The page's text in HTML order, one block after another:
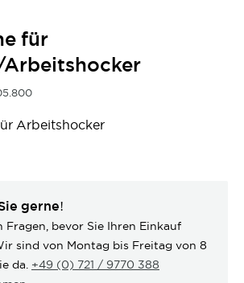
für
Arbeitshocker
gerne!
Fragen, bevor Sie Ihren Einkauf
sind von Montag bis Freitag von 8
da. +49 (0) 721 / 9770 388